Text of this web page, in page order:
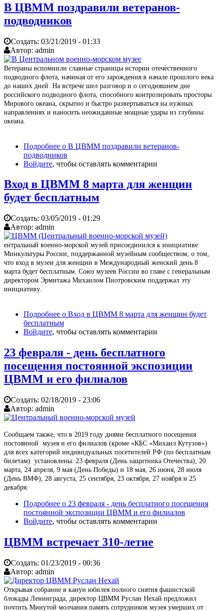
В ЦВММ поздравили ветеранов-
подводников
Создать: 03/21/2019 - 01:33
Автор: admin
Ветераны вспомнили славные страницы истории отечественного
подводного флота, начиная от его зарождения в начале прошлого века
до наших дней. На встрече шел разговор и о сегодняшнем дне
российского подводного флота, способного контролировать просторы
Мирового океана, скрытно и быстро развертываться на нужных
направлениях и наносить неожиданные мощные удары из глубины
океана.
Подробнее о В ЦВММ поздравили ветеранов-
подводников
Войдите, чтобы оставлять комментарии
Вход в ЦВММ 8 марта для женщин
будет бесплатным
Создать: 03/05/2019 - 01:29
Автор: admin
ентральный военно-морской музей присоединился к инициативе
Минкультуры России, поддержанной музейным сообществом, о том,
что вход в музеи для женщин в Международный женский день 8
марта будет бесплатным. Союз музеев России во главе с генеральным
директором Эрмитажа Михаилом Пиотровским поддержал эту
инициативу.
Подробнее о Вход в ЦВММ 8 марта для женщин будет
бесплатным
Войдите, чтобы оставлять комментарии
23 февраля - день бесплатного
посещения постоянной экспозиции
ЦВММ и его филиалов
Создать: 02/18/2019 - 23:06
Автор: admin
Сообщаем также, что в 2019 году днями бесплатного посещения
постоянной музея и его филиалов (кроме «КБС «Михаил Кутузов»)
для всех категорий индивидуальных посетителей РФ (по бесплатным
билетам) установлены: 23 февраля (День защитника Отечества), 20
марта, 24 апреля, 9 мая (День Победы) и 18 мая, 26 июня, 28 июля
(День ВМФ), 28 августа, 25 сентября, 23 октября, 27 ноября и 25
декабря.
Подробнее о 23 февраля - день бесплатного посещения
постоянной экспозиции ЦВММ и его филиалов
Войдите, чтобы оставлять комментарии
ЦВММ встречает 310-летие
Создать: 01/23/2019 - 00:36
Автор: admin
Открывая собрание в канун юбилея полного снятия фашистской
блокады Ленинграда, директор ЦВММ Руслан Нехай предложил
почтить Минутой молчания память сотрудников музея умерших от